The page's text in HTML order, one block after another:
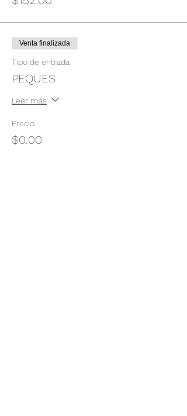
Venta finalizada
Tipo de entrada
PEQUES
Leer más
Precio
$0.00